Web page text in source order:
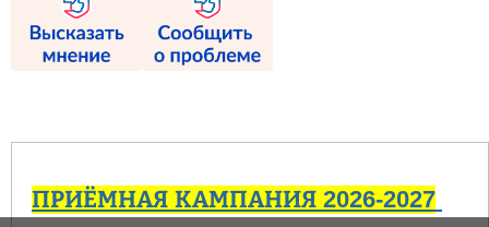
ПРИЁМНАЯ КАМПАНИЯ 2026-2027